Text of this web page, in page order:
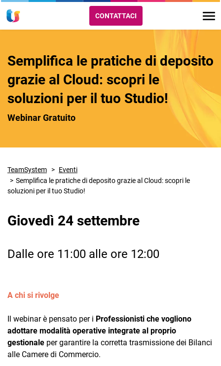
CRM
Ecommerce
Email Marketing
Fatturazione
CONTATTACI
Semplifica le pratiche di deposito
grazie al Cloud: scopri le
soluzioni per il tuo Studio!
Webinar Gratuito
TeamSystem
Eventi
Semplifica le pratiche di deposito grazie al Cloud: scopri le
soluzioni per il tuo Studio!
Giovedì 24 settembre
Dalle ore 11:00 alle ore 12:00
A chi si rivolge
Il webinar è pensato per i Professionisti che vogliono
adottare modalità operative integrate al proprio
gestionale per garantire la corretta trasmissione dei Bilanci
alle Camere di Commercio.